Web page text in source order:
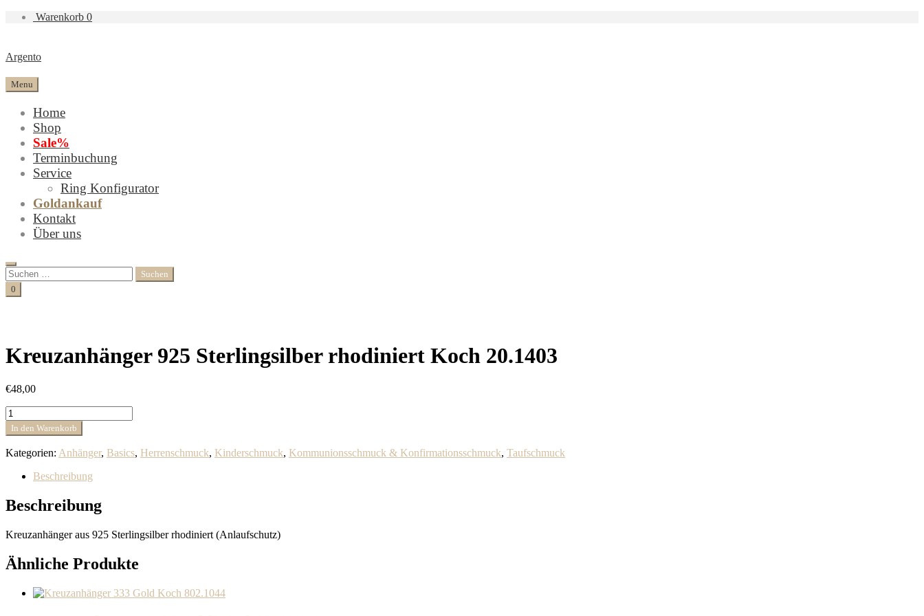
Warenkorb 0
Argento
Menu
Home
Shop
Sale%
Terminbuchung
Service
Ring Konfigurator
Goldankauf
Kontakt
Über uns
Search
Suchen
nach:
Cart
0
Kreuzanhänger 925 Sterlingsilber rhodiniert Koch 20.1403
€48,00
Kreuzanhänger
925
Sterlingsilber
rhodiniert
Koch
20.1403
In den Warenkorb
Kategorien: Anhänger, Basics, Herrenschmuck, Kinderschmuck, Kommunionsschmuck & Konfirmationsschmuck, Taufschmuck
Beschreibung
Beschreibung
Kreuzanhänger aus 925 Sterlingsilber rhodiniert (Anlaufschutz)
Ähnliche Produkte